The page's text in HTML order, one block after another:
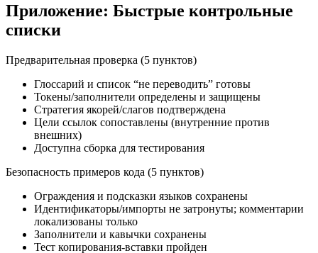
Приложение: Быстрые контрольные
списки
Предварительная проверка (5 пунктов)
Глоссарий и список “не переводить” готовы
Токены/заполнители определены и защищены
Стратегия якорей/слагов подтверждена
Цели ссылок сопоставлены (внутренние против
внешних)
Доступна сборка для тестирования
Безопасность примеров кода (5 пунктов)
Ограждения и подсказки языков сохранены
Идентификаторы/импорты не затронуты; комментарии
локализованы только
Заполнители и кавычки сохранены
Тест копирования-вставки пройден